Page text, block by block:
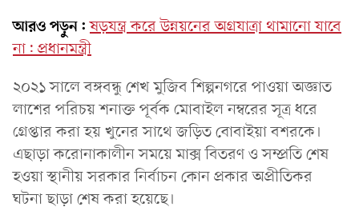
আরও পড়ুন: ষড়যন্ত্র করে উন্নয়নের অগ্রযাত্রা থামানো যাবে
না: প্রধানমন্ত্রী
২০২১ সালে বঙ্গবন্ধু শেখ মুজিব শিল্পনগরে পাওয়া অজ্ঞাত
লাশের পরিচয় শনাক্ত পূর্বক মোবাইল নম্বরের সূত্র ধরে
গ্রেপ্তার করা হয় খুনের সাথে জড়িত বোবাইয়া বশরকে।
এছাড়া করোনাকালীন সময়ে মাক্স বিতরণ ও সম্প্রতি শেষ
হওয়া স্থানীয় সরকার নির্বাচন কোন প্রকার অপ্রীতিকর
ঘটনা ছাড়া শেষ করা হয়েছে।